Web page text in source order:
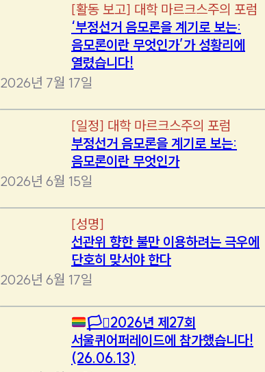
[활동 보고] 대학 마르크스주의 포럼
‘부정선거 음모론을 계기로 보는:
음모론이란 무엇인가’가 성황리에
열렸습니다!
2026년 7월 17일
[일정] 대학 마르크스주의 포럼
부정선거 음모론을 계기로 보는:
음모론이란 무엇인가
2026년 6월 15일
[성명]
선관위 향한 불만 이용하려는 극우에
단호히 맞서야 한다
2026년 6월 17일
🏳️‍⚧️2026년 제27회
서울퀴어퍼레이드에 참가했습니다!
(26.06.13)